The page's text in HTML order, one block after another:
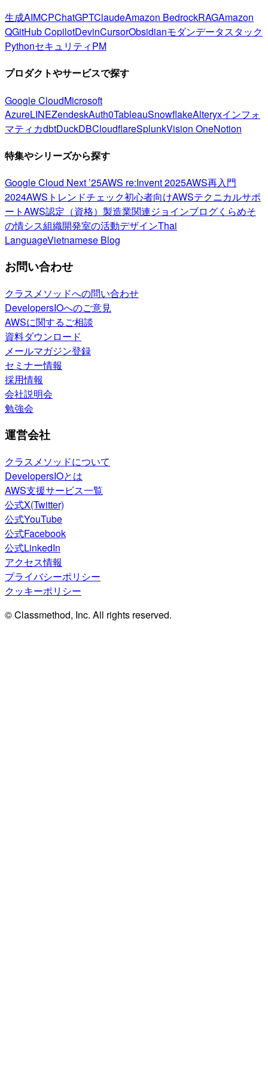
生成AIMCPChatGPTClaudeAmazon BedrockRAGAmazon
QGitHub CopilotDevinCursorObsidianモダンデータスタック
PythonセキュリティPM
プロダクトやサービスで探す
Google CloudMicrosoft
AzureLINEZendeskAuth0TableauSnowflakeAlteryxインフォ
マティカdbtDuckDBCloudflareSplunkVision OneNotion
特集やシリーズから探す
Google Cloud Next ’25AWS re:Invent 2025AWS再入門
2024AWSトレンドチェック初心者向けAWSテクニカルサポ
ートAWS認定（資格） 製造業関連ジョインブログくらめそ
の情シス組織開発室の活動デザインThai
LanguageVietnamese Blog
お問い合わせ
クラスメソッドへの問い合わせ
DevelopersIOへのご意見
AWSに関するご相談
資料ダウンロード
メールマガジン登録
セミナー情報
採用情報
会社説明会
勉強会
運営会社
クラスメソッドについて
DevelopersIOとは
AWS支援サービス一覧
公式X(Twitter)
公式YouTube
公式Facebook
公式LinkedIn
アクセス情報
プライバシーポリシー
クッキーポリシー
© Classmethod, Inc. All rights reserved.